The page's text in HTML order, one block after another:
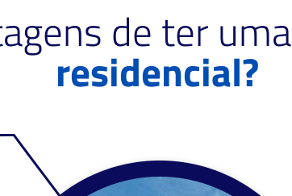
de ter uma
residencial?